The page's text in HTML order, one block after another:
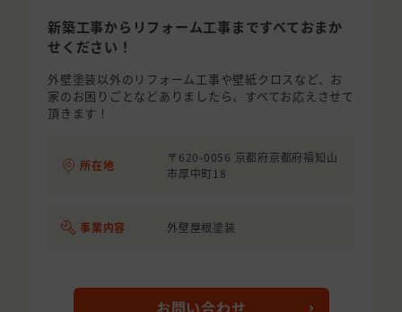
新築工事からリフォーム工事まですべておまか
せください！
外壁塗装以外のリフォーム工事や壁紙クロスなど、お
家のお困りごとなどありましたら、すべてお応えさせて
頂きます！
所在地
〒620-0056 京都府京都府福知山
市厚中町18
事業内容 外壁屋根塗装